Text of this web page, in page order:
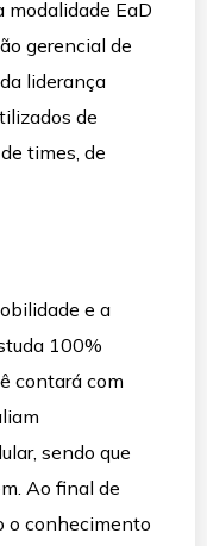
modalidade EaD
gerencial de
liderança
de
times, de
e a
100%
contará com
sendo que
Ao final de
o conhecimento